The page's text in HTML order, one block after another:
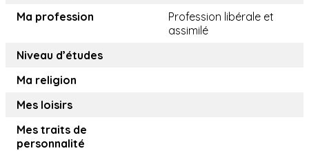
Ma profession
Profession libérale et
assimilé
Niveau d’études
Ma religion
Mes loisirs
Mes traits de
personnalité